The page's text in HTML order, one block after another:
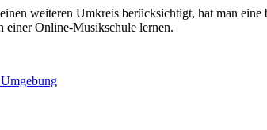
weiteren Umkreis berücksichtigt, hat man
einer Online-Musikschule lernen.